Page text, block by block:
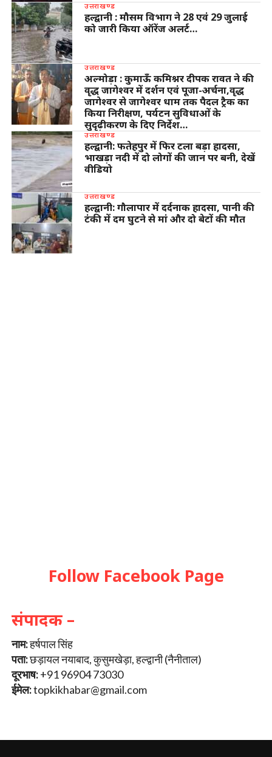
उत्तराखण्ड
हल्द्वानी : मौसम विभाग ने 28 एवं 29 जुलाई
को जारी किया ऑरेंज अलर्ट…
उत्तराखण्ड
अल्मोड़ा : कुमाऊँ कमिश्नर दीपक रावत ने की
वृद्ध जागेश्वर में दर्शन एवं पूजा-अर्चना,वृद्ध
जागेश्वर से जागेश्वर धाम तक पैदल ट्रैक का
किया निरीक्षण, पर्यटन सुविधाओं के
सुदृढ़ीकरण के दिए निर्देश…
उत्तराखण्ड
हल्द्वानी: फतेहपुर में फिर टला बड़ा हादसा,
भाखड़ा नदी में दो लोगों की जान पर बनी, देखें
वीडियो
उत्तराखण्ड
हल्द्वानी: गौलापार में दर्दनाक हादसा, पानी की
टंकी में दम घुटने से मां और दो बेटों की मौत
Follow Facebook Page
संपादक –
नाम:हर्षपाल सिंह
पता:छड़ायल नयाबाद, कुसुमखेड़ा, हल्द्वानी (नैनीताल)
दूरभाष:+91 96904 73030
ईमेल:topkikhabar@gmail.com